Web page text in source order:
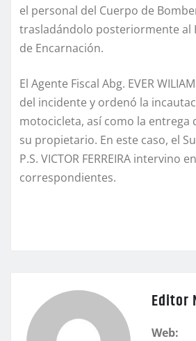
el personal del Cuerpo de
trasladándolo posteriormente al
de Encarnación.
El Agente Fiscal Abg. EVER
del incidente y ordenó la
motocicleta, así como la entrega
su propietario. En este caso, el
P.S. VICTOR FERREIRA intervino
correspondientes.
Editor
Web: